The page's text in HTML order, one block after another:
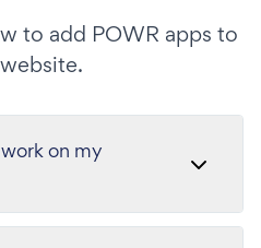
to add POWR apps to
on my